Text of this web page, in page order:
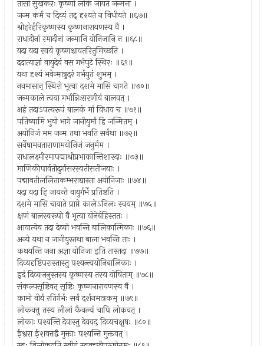
तासां सुखकरः कृष्णो लोके जायते जन्मना ।
जन्म कर्म च दिव्यं तद् दृश्यते न विधीयते ॥६७॥
श्रीहरेर्हरिकृष्णस्य कृष्णनारायणस्य वै ।
राधादीनां रमादीनां जन्मानि योनिजानि न ॥६८॥
यदा यदा स्वयं कृष्णश्चावतरितुमिच्छति ।
ददात्याज्ञां वायुदेवं वस गर्भपुटे स्थिरः ॥६९॥
यथा दृश्यं भवेन्मात्रुदरं गर्भयुतं शुभम् ।
नवमासान् स्थिरो भूत्वा दशमे मासि चागते ॥७०॥
जन्मकाले त्वया गर्भान्निःसरणीयं बालवत् ।
अहं तदाऽपत्यरूपं बालकं मां विधाय च ॥७१॥
पतिष्यामि भुवो भागे जानीयुर्मां हि जन्मितम् ।
अयोनिजं मम जन्म तथा भवति सर्वथा ॥७२॥
सर्वेषामवताराणामयोनिजं जनुर्मम ।
राधालक्ष्मीरमापद्माश्रीप्रभाकान्तिशारदाः ॥७३॥
माणिकीपार्वतीदुर्गासरस्वतीसतीजयाः ।
पद्मावतीललिताकम्भराद्यास्ता अयोनिजाः ॥७४॥
यदा यदा हि जायन्ते वायुर्गर्भे प्रतिष्ठति ।
दशमे मासि चायाते प्राप्ते कालेऽनिलः स्वयम् ॥७५॥
क्षणं बालस्वरूपो वै भूत्वा योनेर्बहिस्ततः ।
आयात्येव तदा देव्यो भवन्ति बालिकात्मिकाः ॥७६॥
अन्ये यथा न जानीयुस्तथा बाला भवन्ति ताः ।
कथयन्ति जना अज्ञा योनिजा इति तास्तदा ॥७७॥
दिव्यदृष्टिपरास्तास्तु पश्यन्त्ययोनिबालिकाः ।
इदं दिव्यजनुस्तस्य कृष्णस्य तस्य योषिताम् ॥७८॥
संकल्पसृष्टिवत् सृष्टिः कृष्णनारायणस्य वै ।
कामो वीर्यं रतिर्गर्भः सर्वं दर्शनमात्रकम् ॥७९॥
लोकवत्तु तस्य लीलां कैवल्यं चापि लोकवत् ।
लोकाः पश्यन्ति देवास्तु देववद् दिव्यचक्षुषः ॥८०॥
ईश्वरा ईशवत्तद्वै मुक्ताः पश्यन्ति मुक्तवत् ।